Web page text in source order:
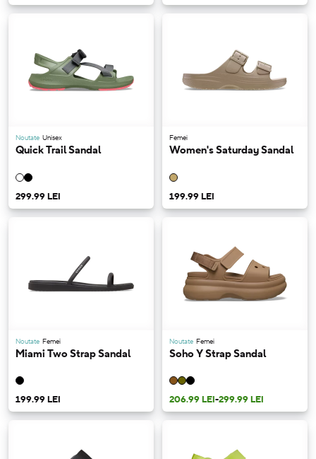
Noutate Unisex
Quick Trail Sandal
299.99 LEI
Femei
Women's Saturday Sandal
199.99 LEI
Noutate Femei
Miami Two Strap Sandal
199.99 LEI
Noutate Femei
Soho Y Strap Sandal
206.99 LEI-299.99 LEI